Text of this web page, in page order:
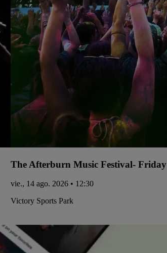
The Afterburn Music Festival- Friday
vie., 14 ago. 2026 • 12:30
Victory Sports Park